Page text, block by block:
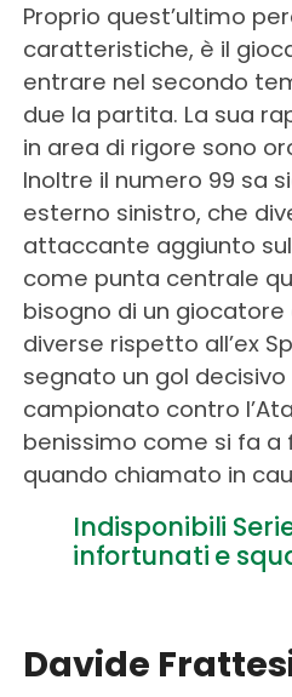
Proprio quest’ultimo
caratteristiche, è il
entrare nel secondo
due la partita. La sua
in area di rigore sono
Inoltre il numero 99 sa
esterno sinistro, che
attaccante aggiunto
come punta centrale
bisogno di un
diverse rispetto all’ex
segnato un gol
campionato contro
benissimo come si fa
quando chiamato in
Indisponibili
infortunati e
Davide